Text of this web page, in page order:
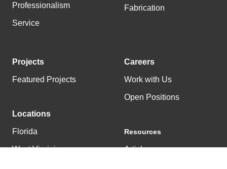
Professionalism
Service
Fabrication
Projects
Featured Projects
Locations
Florida
West Virginia
Careers
Work with Us
Open Positions
Resources
Articles